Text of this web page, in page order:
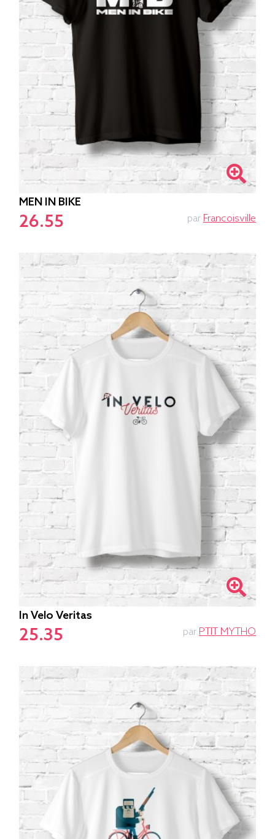
MEN IN BIKE
26.55 par Francoisville
In Velo Veritas
25.35 par PTIT MYTHO